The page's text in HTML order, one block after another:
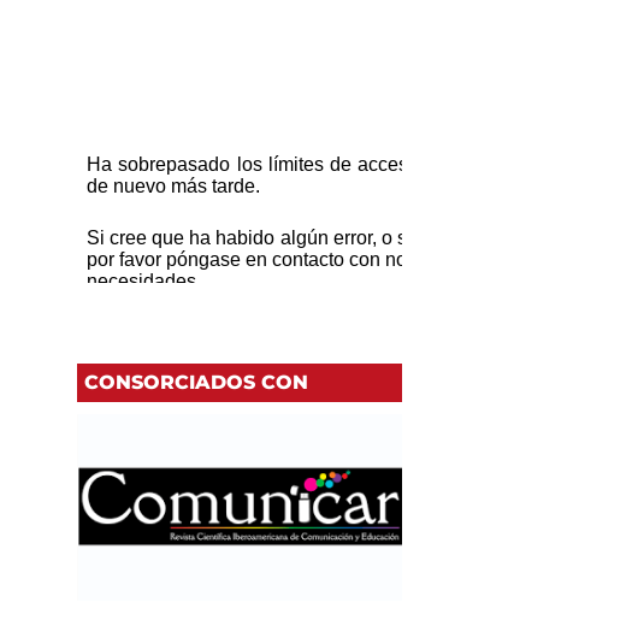
CONSORCIADOS CON